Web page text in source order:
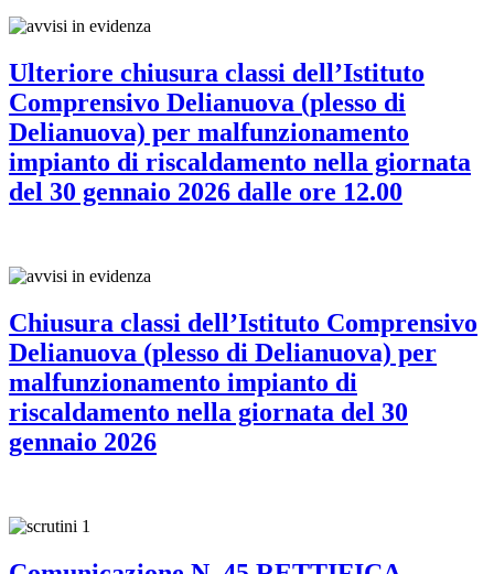
Ulteriore chiusura classi dell’Istituto
Comprensivo Delianuova (plesso di
Delianuova) per malfunzionamento
impianto di riscaldamento nella giornata
del 30 gennaio 2026 dalle ore 12.00
Chiusura classi dell’Istituto Comprensivo
Delianuova (plesso di Delianuova) per
malfunzionamento impianto di
riscaldamento nella giornata del 30
gennaio 2026